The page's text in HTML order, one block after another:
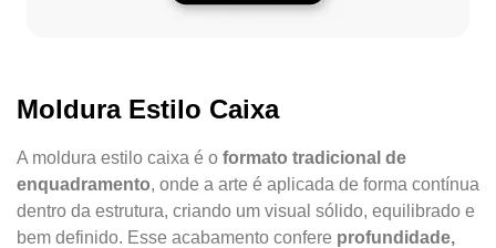
Moldura Estilo Caixa
A moldura estilo caixa é o formato tradicional de
enquadramento, onde a arte é aplicada de forma contínua
dentro da estrutura, criando um visual sólido, equilibrado e
bem definido. Esse acabamento confere profundidade,